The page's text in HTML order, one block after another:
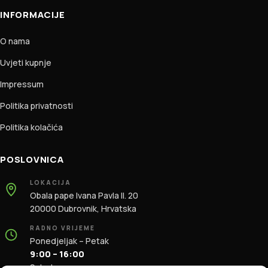
INFORMACIJE
O nama
Uvjeti kupnje
Impressum
Politika privatnosti
Politika kolačića
POSLOVNICA
LOKACIJA
Obala pape Ivana Pavla II. 20
20000 Dubrovnik, Hrvatska
RADNO VRIJEME
Ponedjeljak – Petak
9:00 – 16:00